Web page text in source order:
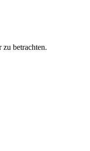
betrachten.